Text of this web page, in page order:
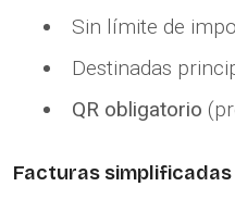
Sin límite de
Destinadas
QR obligatorio
Facturas